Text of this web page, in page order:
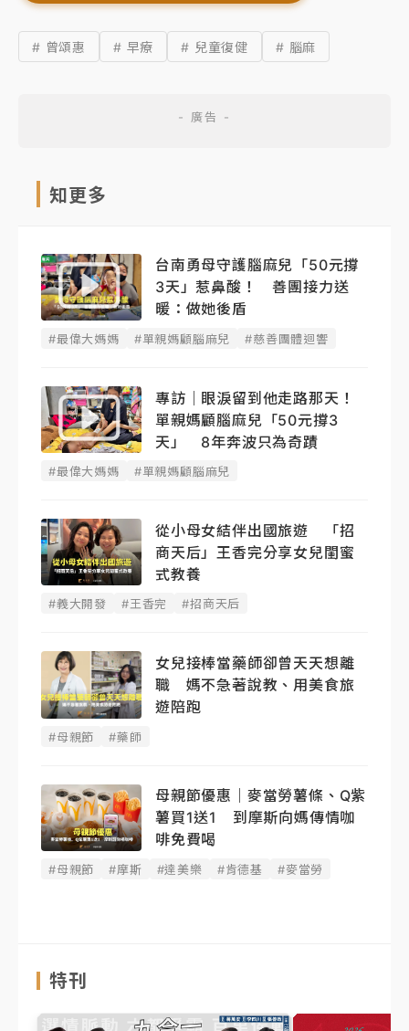
# 曾頌惠 # 早療 # 兒童復健 # 腦麻
知更多
台南勇母守護腦麻兒「50元撐
3天」惹鼻酸！ 善團接力送
暖：做她後盾
#最偉大媽媽 #單親媽顧腦麻兒 #慈善團體迴響
專訪｜眼淚留到他走路那天！
單親媽顧腦麻兒「50元撐3
天」 8年奔波只為奇蹟
#最偉大媽媽 #單親媽顧腦麻兒
從小母女結伴出國旅遊 「招
商天后」王香完分享女兒閨蜜
式教養
#義大開發 #王香完 #招商天后
女兒接棒當藥師卻曾天天想離
職 媽不急著說教、用美食旅
遊陪跑
#母親節 #藥師
母親節優惠｜麥當勞薯條、Q紫
薯買1送1 到摩斯向媽傳情咖
啡免費喝
#母親節 #摩斯 #達美樂 #肯德基 #麥當勞
特刊